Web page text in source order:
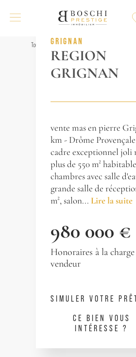
Tous les biensGRIGNAN
REGION
GRIGNAN
vente mas en pierre
km - Drôme
cadre exceptionnel joli
plus de 550 m²
chambres avec salle
grande salle de
m², salon... Lire la suite
980 000 €
Honoraires à la
vendeur
SIMULER VOTRE
CE BIEN VOUS
INTÉRESSE ?